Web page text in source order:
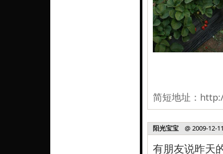
简短地址：
阳光宝宝 @ 2009-12-
有朋友说昨天